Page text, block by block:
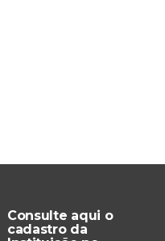
Consulte aqui o
cadastro da